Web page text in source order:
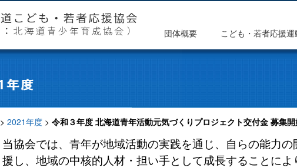
団体概要 こども・若者応援運
> 2021年度 > 令和３年度 北海道青年活動元気づくりプロジェクト交付金 募集
当協会では、青年が地域活動の実践を通じ、自らの能力
援し、地域の中核的人材・担い手として成長することに